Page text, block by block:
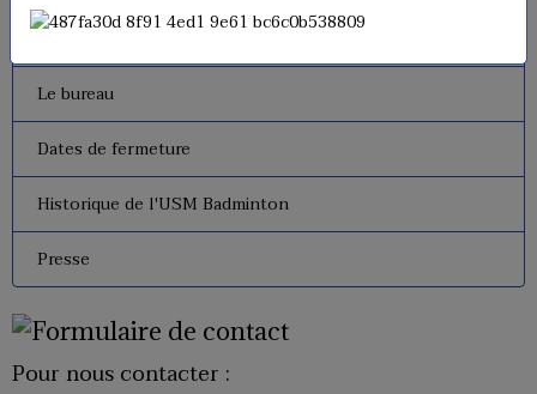
Le bureau
Dates de fermeture
Historique de l'USM Badminton
Presse
Pour nous contacter :